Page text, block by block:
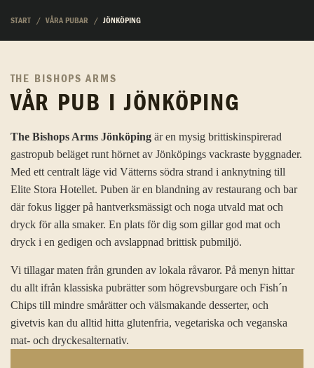
START VÅRA PUBAR JÖNKÖPING
THE BISHOPS ARMS
VÅR PUB I JÖNKÖPING
The Bishops Arms Jönköping är en mysig brittiskinspirerad
gastropub beläget runt hörnet av Jönköpings vackraste byggnader.
Med ett centralt läge vid Vätterns södra strand i anknytning till
Elite Stora Hotellet. Puben är en blandning av restaurang och bar
där fokus ligger på hantverksmässigt och noga utvald mat och
dryck för alla smaker. En plats för dig som gillar god mat och
dryck i en gedigen och avslappnad brittisk pubmiljö.
Vi tillagar maten från grunden av lokala råvaror. På menyn hittar
du allt ifrån klassiska pubrätter som högrevsburgare och Fish´n
Chips till mindre smårätter och välsmakande desserter, och
givetvis kan du alltid hitta glutenfria, vegetariska och veganska
mat- och dryckesalternativ.